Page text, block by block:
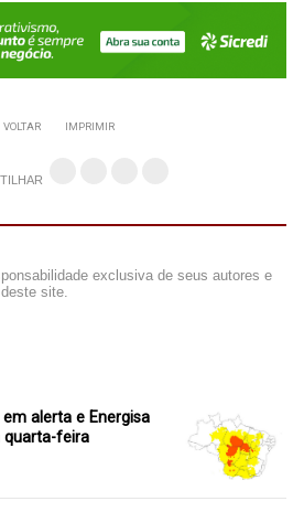
VOLTAR IMPRIMIR
exclusiva de seus autores e
site.
alerta e Energisa
feira